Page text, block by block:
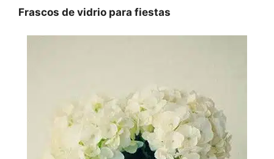
Frascos de vidrio para fiestas